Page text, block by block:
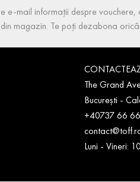
e-mail informații despre vouchere,
din magazin. Te poți dezabona
The Grand
București -
+40737 66
Luni - Vineri: